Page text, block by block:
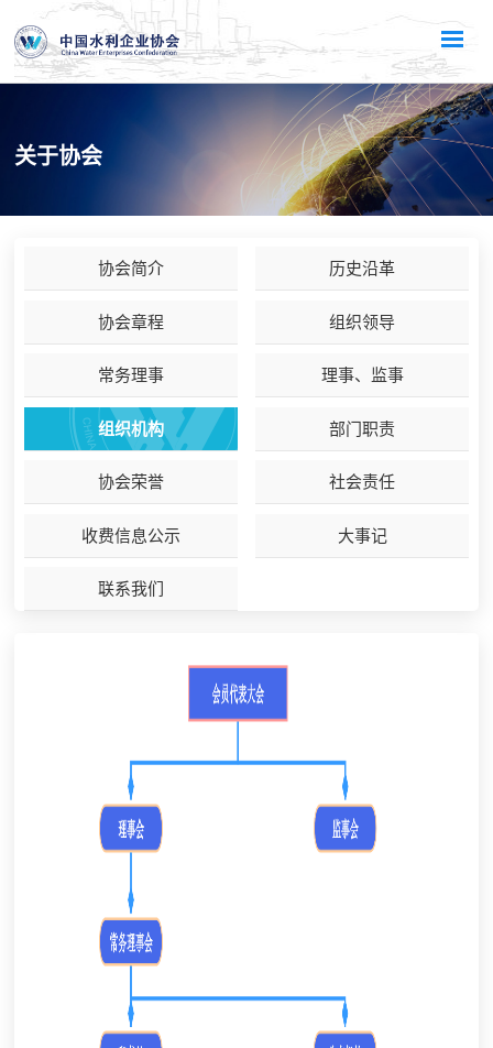
关于协会
协会简介 历史沿革
协会章程 组织领导
常务理事 理事、监事
组织机构 部门职责
协会荣誉 社会责任
收费信息公示 大事记
联系我们